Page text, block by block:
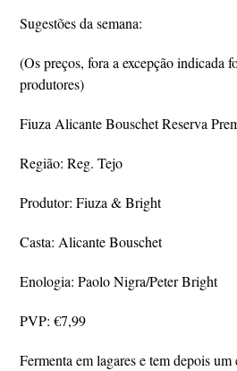
Sugestões da semana:
(Os preços, fora a excepção indicada
produtores)
Fiuza Alicante Bouschet Reserva
Região: Reg. Tejo
Produtor: Fiuza & Bright
Casta: Alicante Bouschet
Enologia: Paolo Nigra/Peter Bright
PVP: €7,99
Fermenta em lagares e tem depois um